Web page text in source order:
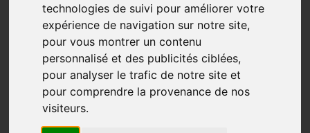
technologies de suivi pour améliorer votre
expérience de navigation sur notre site,
pour vous montrer un contenu
personnalisé et des publicités ciblées,
pour analyser le trafic de notre site et
pour comprendre la provenance de nos
visiteurs.
Webinaire | Fond Tourisme
Durable 31 janvier 2024 –
15h/16h
RSE